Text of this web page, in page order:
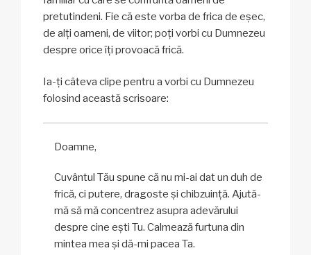
pretutindeni. Fie că este vorba de frica de eșec,
de alți oameni, de viitor; poți vorbi cu Dumnezeu
despre orice îți provoacă frică.
Ia-ți câteva clipe pentru a vorbi cu Dumnezeu
folosind această scrisoare:
Doamne,
Cuvântul Tău spune că nu mi-ai dat un duh de
frică, ci putere, dragoste și chibzuință. Ajută-
mă să mă concentrez asupra adevărului
despre cine ești Tu. Calmează furtuna din
mintea mea și dă-mi pacea Ta.